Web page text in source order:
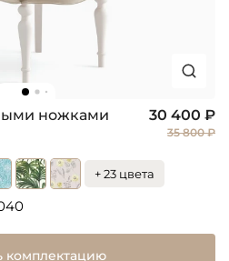
ножками 30 400 ₽
35 800 ₽
+ 23 цвета
комплектацию